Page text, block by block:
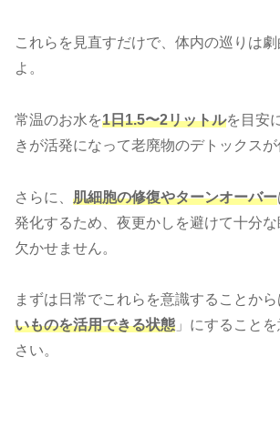
これらを見直すだけで、体内の巡りは
よ。
常温のお水を1日1.5〜2リットルを目安
きが活発になって老廃物のデトックスが
さらに、 肌細胞の修復やターンオーバー
発化するため、夜更かしを避けて十分
欠かせません。
まずは日常でこれらを意識することから
いものを活用できる状態 」にすること
さい。